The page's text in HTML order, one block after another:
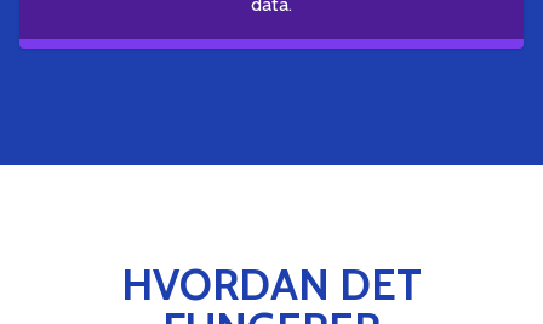
HVORDAN DET